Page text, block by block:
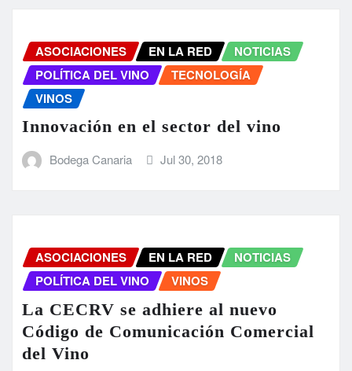
ASOCIACIONES EN LA RED
NOTICIAS
POLÍTICA DEL VINO
TECNOLOGÍA
VINOS
Innovación en el sector del vino
Bodega Canaria Jul 30, 2018
ASOCIACIONES EN LA RED
NOTICIAS
POLÍTICA DEL VINO
VINOS
La CECRV se adhiere al nuevo
Código de Comunicación Comercial
del Vino